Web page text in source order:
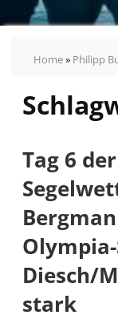
Home» Philipp
Pressemeldungen
Bilder
Autogrammkarten
vom
German
Team
Tag 6
Diesch/
stark